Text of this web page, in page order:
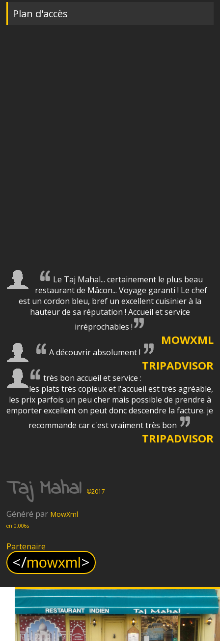
Plan d'accès
Le Taj Mahal... certainement le plus beau
restaurant de Mâcon... Voyage garanti ! Le chef
est un cordon bleu, bref un excellent cuisinier à la
hauteur de sa réputation ! Accueil et service
irréprochables !
MOWXML
A découvrir absolument !
TRIPADVISOR
très bon accueil et service :
les plats très copieux et l'accueil est très agréable,
les prix parfois un peu cher mais possible de prendre à
emporter excellent on peut donc descendre la facture. je
recommande car c'est vraiment très bon
TRIPADVISOR
Taj Mahal ©2017
Généré par MowXml
en 0.006s
Partenaire
</mowxml>